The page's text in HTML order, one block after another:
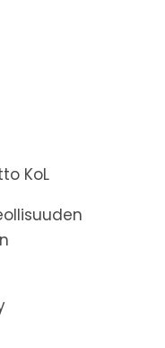
KoL